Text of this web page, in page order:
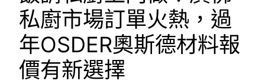
私廚市場訂單火熱，過
年OSDER奧斯德材料報
價有新選擇